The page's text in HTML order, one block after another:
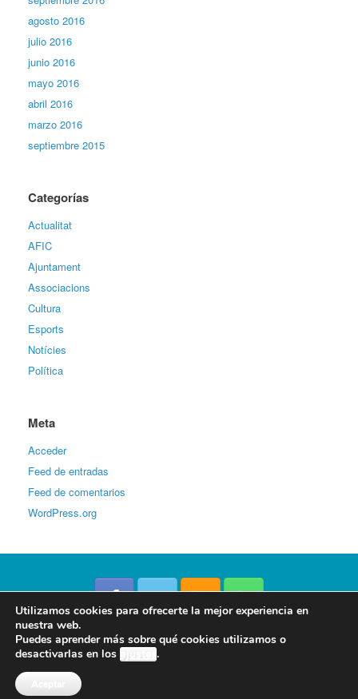
agosto 2016
julio 2016
junio 2016
mayo 2016
abril 2016
marzo 2016
septiembre 2015
Categorías
Actualitat
AFIC
Ajuntament
Associacions
Cultura
Esports
Notícies
Política
Meta
Acceder
Feed de entradas
Feed de comentarios
WordPress.org
La Veu d'Ondara © 2016
Web desenvolupada perAjuntament d'Ondara
Utilizamos cookies para ofrecerte la mejor experiencia en
nuestra web.
Puedes aprender más sobre qué cookies utilizamos o
desactivarlas en los ajustes.